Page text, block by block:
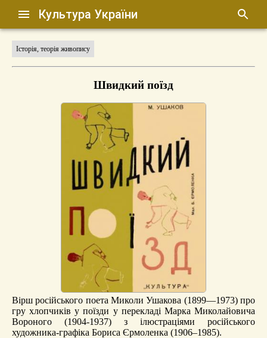
Культура України
Історія, теорія живопису
Швидкий поїзд
Вірш російського поета Миколи Ушакова (1899—1973) про
гру хлопчиків у поїзди у перекладі Марка Миколайовича
Вороного (1904-1937) з ілюстраціями російського
художника-графіка Бориса Єрмоленка (1906–1985).